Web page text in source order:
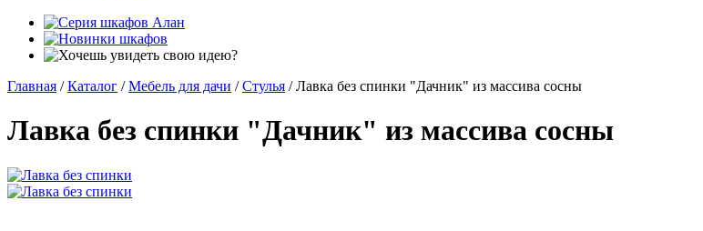
Главная / Каталог / Мебель для дачи / Стулья / Лавка без спинки "Дачник" из массива сосны
Лавка без спинки "Дачник" из массива сосны